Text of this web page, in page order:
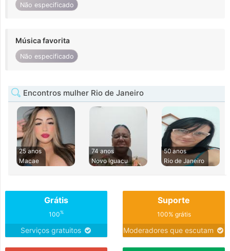
Não especificado
Música favorita
Não especificado
Encontros mulher Rio de Janeiro
25 anos
Macae
74 anos
Novo Iguacu
50 anos
Rio de Janeiro
Grátis
100%
Serviços gratuitos
Suporte
100% grátis
Moderadores que escutam